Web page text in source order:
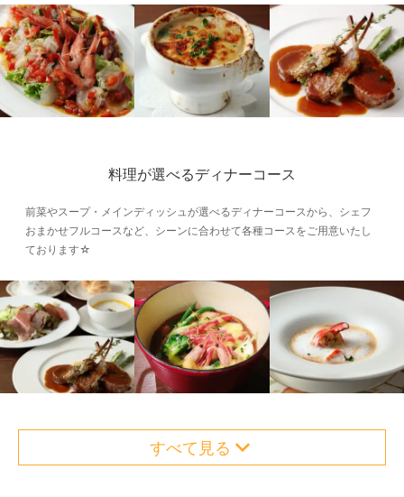
料理が選べるディナーコース
前菜やスープ・メインディッシュが選べるディナーコースから、シェフ
おまかせフルコースなど、シーンに合わせて各種コースをご用意いたし
ております☆
すべて見る